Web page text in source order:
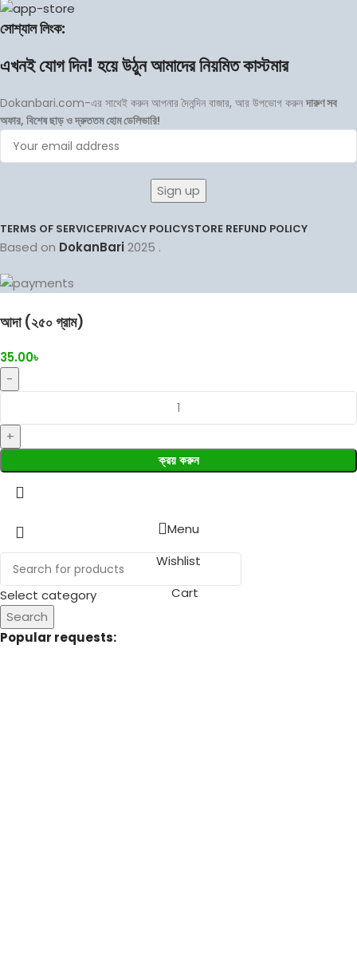
সোশ্যাল লিংক:
এখনই যোগ দিন! হয়ে উঠুন আমাদের নিয়মিত কাস্টমার
Dokanbari.com-এর সাথেই করুন আপনার দৈনন্দিন বাজার, আর উপভোগ করুনদারুণ সব
অফার, বিশেষ ছাড় ও দ্রুততম হোম ডেলিভারি!
TERMS OF SERVICEPRIVACY POLICYSTORE REFUND POLICY
Based on DokanBari2025 .
আদা (২৫০ গ্রাম)
35.00৳
ক্রয় করুন
Select category
Search
Popular requests:
Menu
Wishlist
Cart